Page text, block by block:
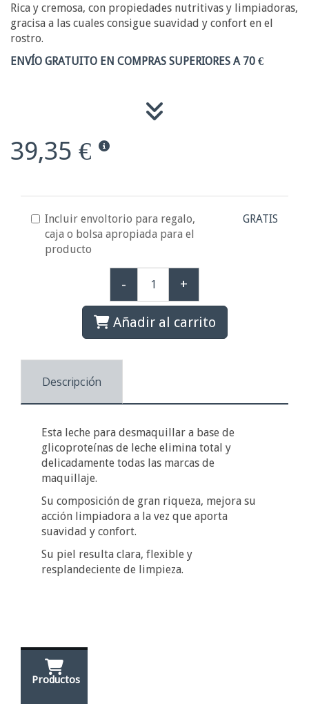
Rica y cremosa, con propiedades nutritivas y limpiadoras,
gracisa a las cuales consigue suavidad y confort en el
rostro.
ENVÍO GRATUITO EN COMPRAS SUPERIORES A 70 €
39,35 €
Incluir envoltorio para regalo,
caja o bolsa apropiada para el
producto
GRATIS
- +
Añadir al carrito
Descripción
Esta leche para desmaquillar a base de
glicoproteínas de leche elimina total y
delicadamente todas las marcas de
maquillaje.
Su composición de gran riqueza, mejora su
acción limpiadora a la vez que aporta
suavidad y confort.
Su piel resulta clara, flexible y
resplandeciente de limpieza.
Productos